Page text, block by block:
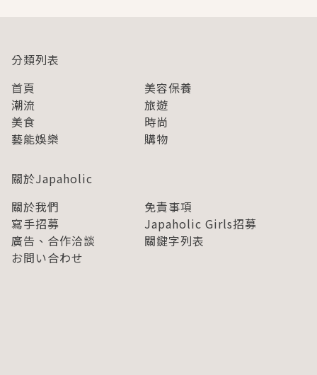
分類列表
首頁
美容保養
潮流
旅遊
美食
時尚
藝能娛樂
購物
關於Japaholic
關於我們
免責事項
寫手招募
Japaholic Girls招募
廣告、合作洽談
關鍵字列表
お問い合わせ